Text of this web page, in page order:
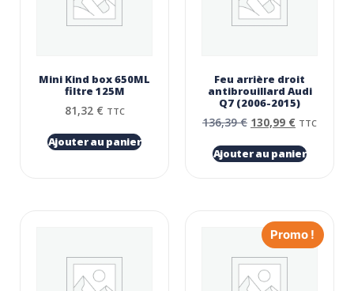
Mini Kind box 650ML
filtre 125Μ
81,32 € TTC
Ajouter au panier
Feu arrière droit
antibrouillard Audi
Q7 (2006-2015)
136,39€ 130,99 € TTC
Ajouter au panier
Promo !